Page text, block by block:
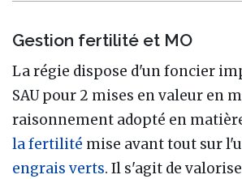
Gestion fertilité et MO
La régie dispose d'un foncier
SAU pour 2 mises en valeur en
raisonnement adopté en
la fertilité mise avant tout sur
engrais verts. Il s'agit de